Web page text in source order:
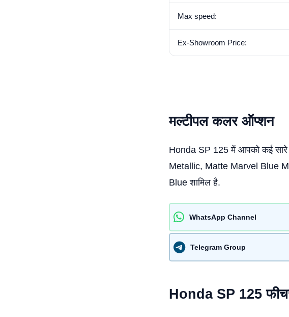
Max speed:
Ex-Showroom Price:
मल्टीपल कलर ऑप्शन
Honda SP 125 में आपको कई
Metallic, Matte Marvel Blue
Blue शामिल है.
WhatsApp Channel
Telegram Group
Honda SP 125